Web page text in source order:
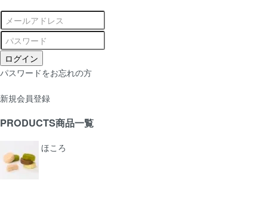
パスワードをお忘れの方
新規会員登録
PRODUCTS商品一覧
ほころ